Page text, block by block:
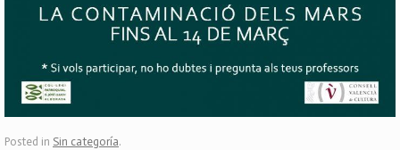
Posted in Sin categoría.